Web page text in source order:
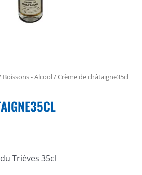
Boissons - Alcool/ Crème de châtaigne35cl
Trièves 35cl